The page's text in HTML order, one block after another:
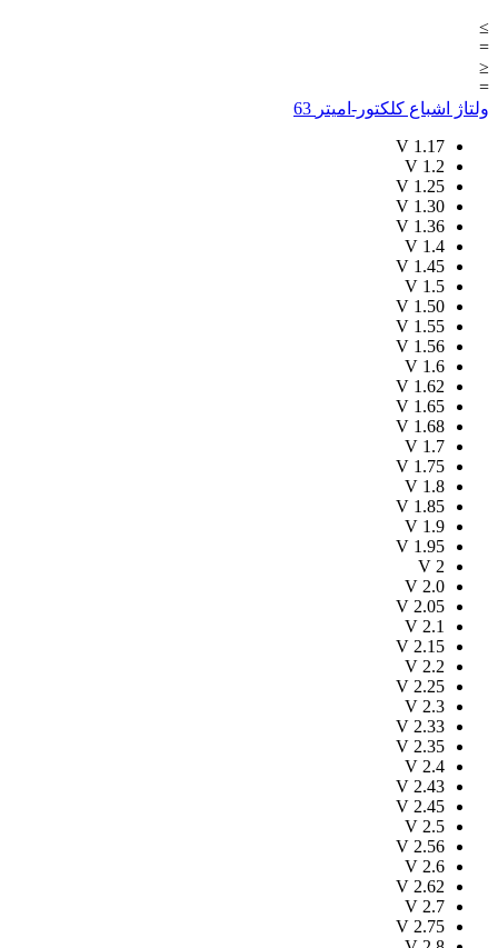
≥
=
≤
=
ولتاژ اشباع کلکتور-امیتر 63
1.17
V
1.2
V
1.25
V
1.30
V
1.36
V
1.4
V
1.45
V
1.5
V
1.50
V
1.55
V
1.56
V
1.6
V
1.62
V
1.65
V
1.68
V
1.7
V
1.75
V
1.8
V
1.85
V
1.9
V
1.95
V
2
V
2.0
V
2.05
V
2.1
V
2.15
V
2.2
V
2.25
V
2.3
V
2.33
V
2.35
V
2.4
V
2.43
V
2.45
V
2.5
V
2.56
V
2.6
V
2.62
V
2.7
V
2.75
V